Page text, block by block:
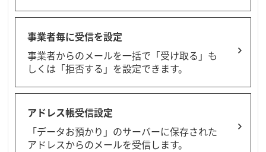
事業者毎に受信を設定
事業者からのメールを一括で「受け取る」も
しくは「拒否する」を設定できます。
アドレス帳受信設定
「データお預かり」のサーバーに保存された
アドレスからのメールを受信します。